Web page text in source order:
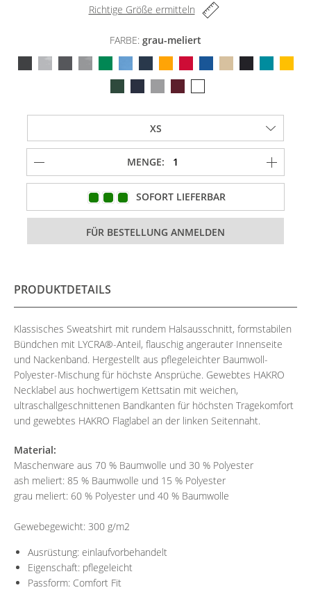
Richtige Größe ermitteln
FARBE: grau-meliert
MENGE:
SOFORT LIEFERBAR
PRODUKTDETAILS
Klassisches Sweatshirt mit rundem Halsausschnitt, formstabilen
Bündchen mit LYCRA®-Anteil, flauschig angerauter Innenseite
und Nackenband. Hergestellt aus pflegeleichter Baumwoll-
Polyester-Mischung für höchste Ansprüche. Gewebtes HAKRO
Necklabel aus hochwertigem Kettsatin mit weichen,
ultraschallgeschnittenen Bandkanten für höchsten Tragekomfort
und gewebtes HAKRO Flaglabel an der linken Seitennaht.
Material:
Maschenware aus 70 % Baumwolle und 30 % Polyester
ash meliert: 85 % Baumwolle und 15 % Polyester
grau meliert: 60 % Polyester und 40 % Baumwolle
Gewebegewicht: 300 g/m2
Ausrüstung: einlaufvorbehandelt
Eigenschaft: pflegeleicht
Passform: Comfort Fit